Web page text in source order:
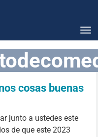
cosas buenas
junto a ustedes este
de que este 2023